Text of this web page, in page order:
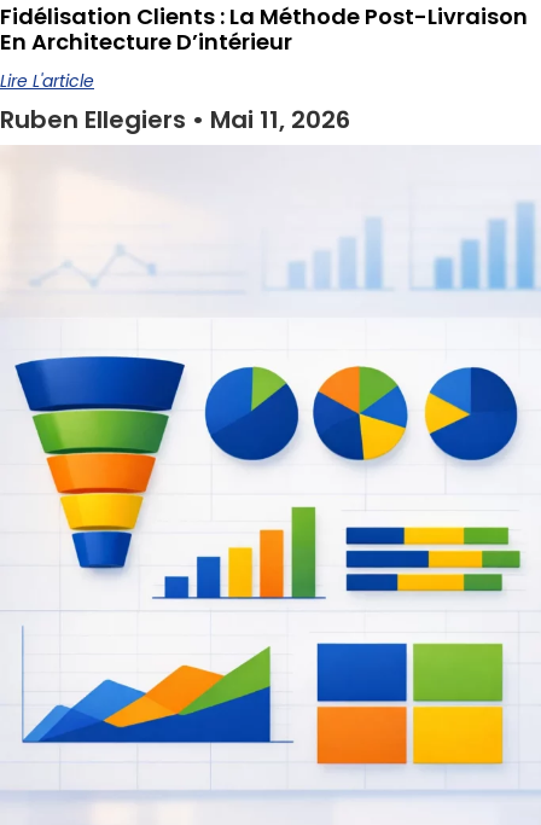
Fidélisation Clients : La Méthode Post-Livraison
En Architecture D’intérieur
Lire L'article
Ruben Ellegiers Mai 11, 2026